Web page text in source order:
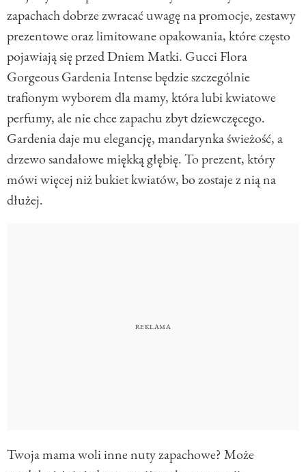
zapachach dobrze zwracać uwagę na promocje, zestawy
prezentowe oraz limitowane opakowania, które często
pojawiają się przed Dniem Matki. Gucci Flora
Gorgeous Gardenia Intense będzie szczególnie
trafionym wyborem dla mamy, która lubi kwiatowe
perfumy, ale nie chce zapachu zbyt dziewczęcego.
Gardenia daje mu elegancję, mandarynka świeżość, a
drzewo sandałowe miękką głębię. To prezent, który
mówi więcej niż bukiet kwiatów, bo zostaje z nią na
dłużej.
Twoja mama woli inne nuty zapachowe? Może